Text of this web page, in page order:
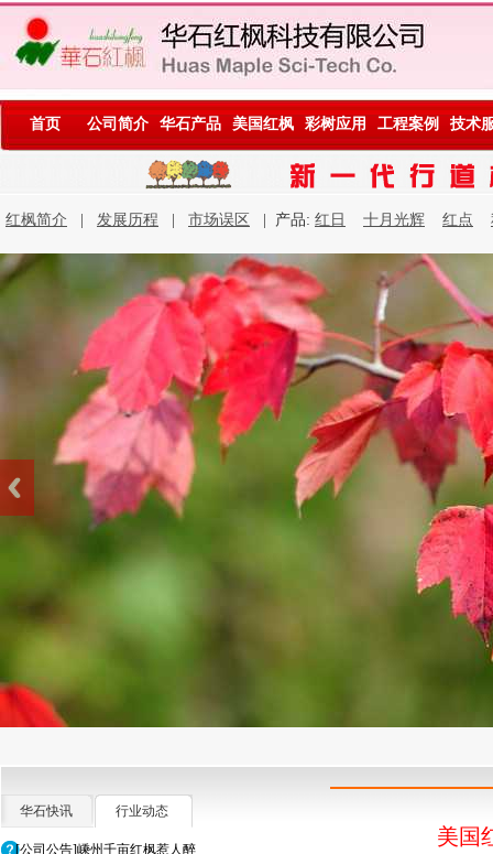
首页 公司简介 华石产品 美国红枫 彩树应用 工程案例 技术
红枫简介 发展历程 市场误区 | 产品: 红日 十月光辉 红点
华石快讯 行业动态
[公司公告]嵊州千亩红枫惹人醉
美国